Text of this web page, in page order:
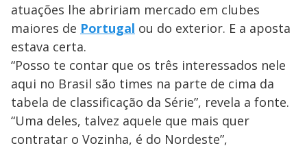
atuações lhe abririam mercado em clubes
maiores de Portugal ou do exterior. E a aposta
estava certa.
“Posso te contar que os três interessados nele
aqui no Brasil são times na parte de cima da
tabela de classificação da Série”, revela a fonte.
“Uma deles, talvez aquele que mais quer
contratar o Vozinha, é do Nordeste”,